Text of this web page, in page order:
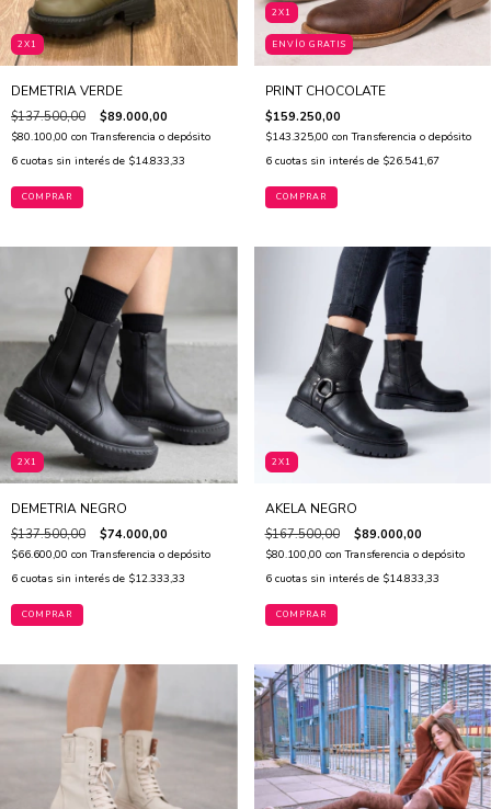
2X1
DEMETRIA VERDE
$137.500,00 $89.000,00
$80.100,00 con Transferencia o depósito
6 cuotas sin interés de $14.833,33
COMPRAR
2X1
ENVÍO GRATIS
PRINT CHOCOLATE
$159.250,00
$143.325,00 con Transferencia o depósito
6 cuotas sin interés de $26.541,67
COMPRAR
2X1
DEMETRIA NEGRO
$137.500,00 $74.000,00
$66.600,00 con Transferencia o depósito
6 cuotas sin interés de $12.333,33
COMPRAR
2X1
AKELA NEGRO
$167.500,00 $89.000,00
$80.100,00 con Transferencia o depósito
6 cuotas sin interés de $14.833,33
COMPRAR